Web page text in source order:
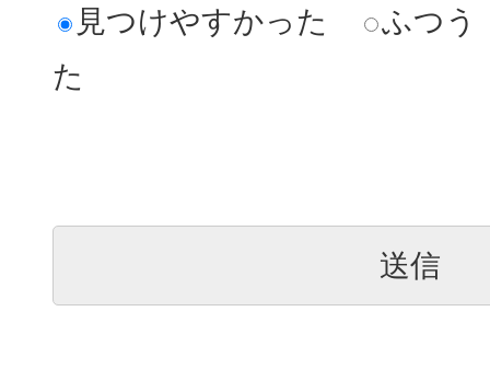
見つけやすかった
ふつう
た